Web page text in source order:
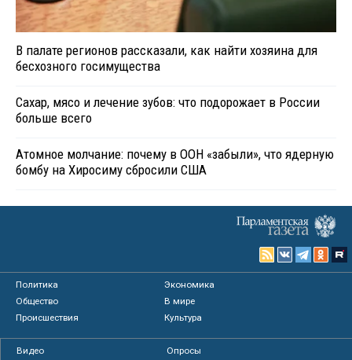
В палате регионов рассказали, как найти хозяина для
бесхозного госимущества
Сахар, мясо и лечение зубов: что подорожает в России
больше всего
Атомное молчание: почему в ООН «забыли», что ядерную
бомбу на Хиросиму сбросили США
Политика
Экономика
Общество
В мире
Происшествия
Культура
Видео
Опросы